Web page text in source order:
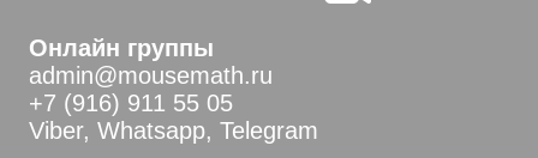
Онлайн группы
admin@mousemath.ru
+7 (916) 911 55 05
Viber, Whatsapp, Telegram